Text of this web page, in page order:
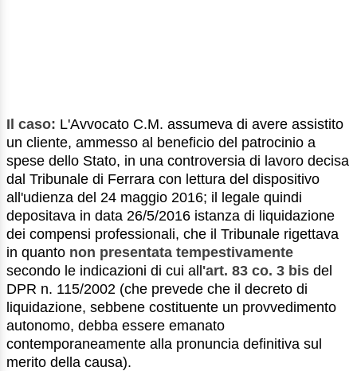
Il caso: L'Avvocato C.M. assumeva di avere assistito
un cliente, ammesso al beneficio del patrocinio a
spese dello Stato, in una controversia di lavoro decisa
dal Tribunale di Ferrara con lettura del dispositivo
all'udienza del 24 maggio 2016; il legale quindi
depositava in data 26/5/2016 istanza di liquidazione
dei compensi professionali, che il Tribunale rigettava
in quanto non presentata tempestivamente
secondo le indicazioni di cui all'art. 83 co. 3 bis del
DPR n. 115/2002 (che prevede che il decreto di
liquidazione, sebbene costituente un provvedimento
autonomo, debba essere emanato
contemporaneamente alla pronuncia definitiva sul
merito della causa).